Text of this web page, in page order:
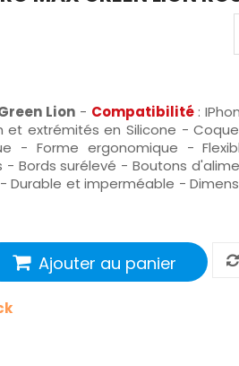
Lion - Compatibilité :
et extrémités en Silicone -
- Forme ergonomique -
Bords surélevé - Boutons
et imperméable -
Ajouter au panier